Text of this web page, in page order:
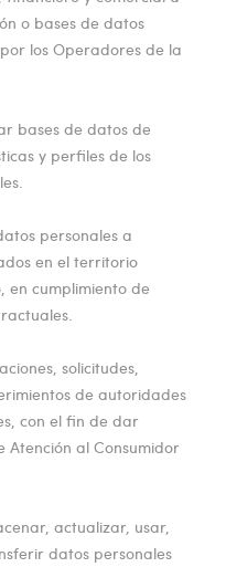
o bases de datos
los Operadores de la
bases de datos de
y perfiles de los
personales a
en el territorio
en cumplimiento de
solicitudes,
de autoridades
con el fin de dar
Atención al Consumidor
actualizar, usar,
datos personales